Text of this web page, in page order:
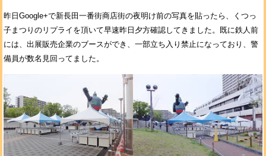
昨日Google+で新長田一番街商店街の夜明け前の写真を貼ったら、くつっ
子まつりのリプライを頂いて早速昨日夕方確認してきました。既に鉄人前
には、出展販売企業のブースができ、一部立ち入り禁止になっており、警
備員が数名見回ってました。